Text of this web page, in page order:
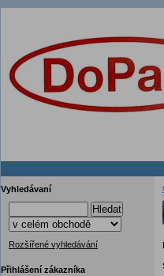
Vyhledávaní
Hledat
Rozšířené vyhledávání
Přihlášení zákazníka